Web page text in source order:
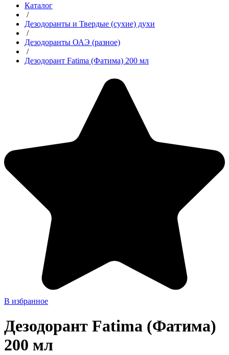
Каталог
/
Дезодоранты и Твердые (сухие) духи
/
Дезодоранты ОАЭ (разное)
/
Дезодорант Fatima (Фатима) 200 мл
В избранное
Дезодорант Fatima (Фатима)
200 мл